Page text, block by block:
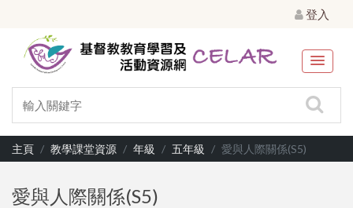
登入
主頁 教學課堂資源 年級 五年級 愛與人際關係(S5)
愛與人際關係(S5)